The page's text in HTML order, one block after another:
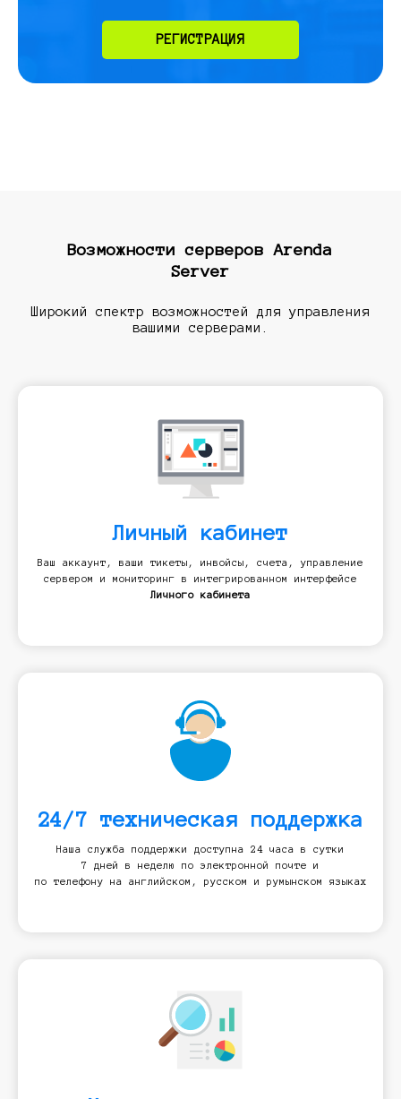
РЕГИСТРАЦИЯ
Возможности серверов Arenda
Server
Широкий спектр возможностей для управления
вашими серверами.
Личный кабинет
Ваш аккаунт, ваши тикеты, инвойсы, счета, управление
сервером и мониторинг в интегрированном интерфейсе
Личного кабинета
24/7 техническая поддержка
Наша служба поддержки доступна 24 часа в сутки
7 дней в неделю по электронной почте и
по телефону на английском, русском и румынском языках